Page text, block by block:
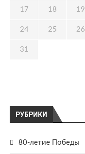
РУБРИКИ
80-летие Победы
17 18 19
24 25 26
31